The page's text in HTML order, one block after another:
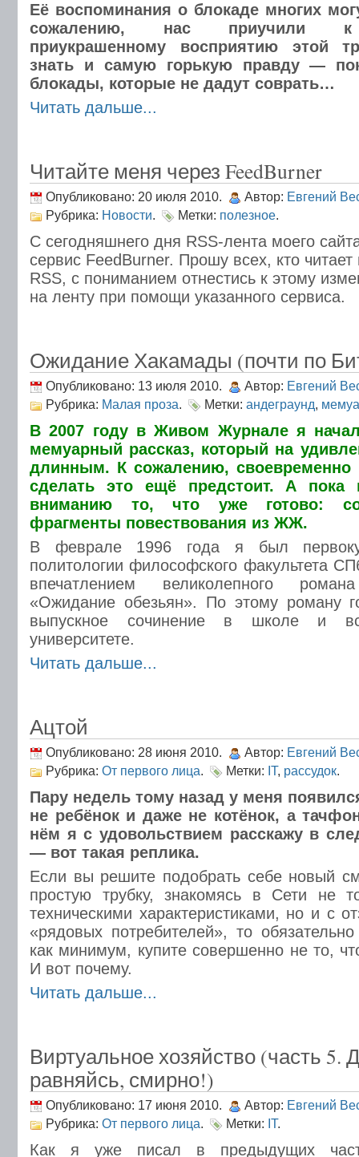
Её воспоминания о блокаде многих
сожалению, нас приучили к
приукрашенному восприятию этой
знать и самую горькую правду —
блокады, которые не дадут соврать…
Читать дальше...
Читайте меня через FeedBurner
Опубликовано: 20 июля 2010. Автор: Евгений
Рубрика: Новости. Метки: полезное.
С сегодняшнего дня RSS-лента моего
сервис FeedBurner. Прошу всех, кто
RSS, с пониманием отнестись к этому
на ленту при помощи указанного сервиса.
Ожидание Хакамады (почти по
Опубликовано: 13 июля 2010. Автор: Евгений
Рубрика: Малая проза. Метки: андеграунд,
В 2007 году в Живом Журнале я
мемуарный рассказ, который на
длинным. К сожалению, своевременно
сделать это ещё предстоит. А пока
вниманию то, что уже готово:
фрагменты повествования из ЖЖ.
В феврале 1996 года я был
политологии философского факультета
впечатлением великолепного
«Ожидание обезьян». По этому роману
выпускное сочинение в школе и
университете.
Читать дальше...
Ацтой
Опубликовано: 28 июня 2010. Автор: Евгений
Рубрика: От первого лица. Метки: IT, рассудок.
Пару недель тому назад у меня
не ребёнок и даже не котёнок, а
нём я с удовольствием расскажу в
— вот такая реплика.
Если вы решите подобрать себе новый
простую трубку, знакомясь в Сети не
техническими характеристиками, но и с
«рядовых потребителей», то
как минимум, купите совершенно не то,
И вот почему.
Читать дальше...
Виртуальное хозяйство (часть 5.
равняйсь, смирно!)
Опубликовано: 17 июня 2010. Автор: Евгений
Рубрика: От первого лица. Метки: IT.
Как я уже писал в предыдущих